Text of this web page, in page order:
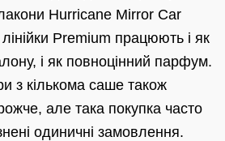
Hurricane Mirror Car
Premium працюють і як
і як повноцінний парфум.
з кількома саше також
але така покупка часто
одиничні замовлення.